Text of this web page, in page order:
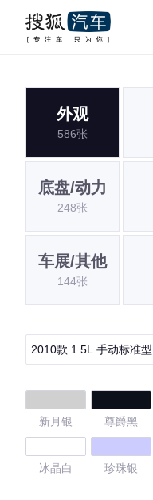
外观
586张
底盘/动力
248张
车展/其他
144张
2010款 1.5L 手动标准型
新月银 尊爵黑
冰晶白 珍珠银